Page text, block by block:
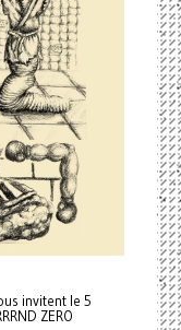
invitent le 5
ZERO